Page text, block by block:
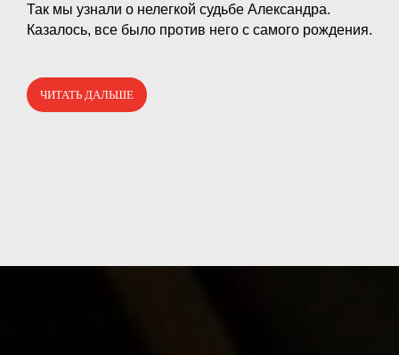
Так мы узнали о нелегкой судьбе Александра.
Казалось, все было против него с самого рождения.
ЧИТАТЬ ДАЛЬШЕ